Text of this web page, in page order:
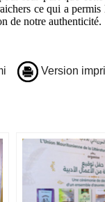
ce qui a
de notre authenticité.
Version